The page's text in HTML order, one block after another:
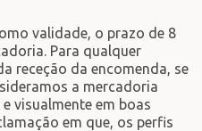
validade, o prazo de 8
Para qualquer
receção da encomenda, se
a mercadoria
visualmente em boas
em que, os perfis